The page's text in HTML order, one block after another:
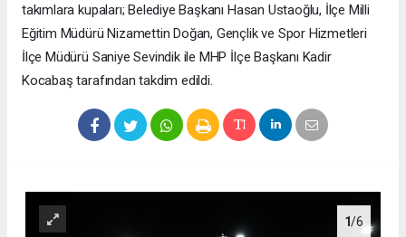
takımlara kupaları; Belediye Başkanı Hasan Ustaoğlu, İlçe Milli
Eğitim Müdürü Nizamettin Doğan, Gençlik ve Spor Hizmetleri
İlçe Müdürü Saniye Sevindik ile MHP İlçe Başkanı Kadir
Kocabaş tarafından takdim edildi.
1/6